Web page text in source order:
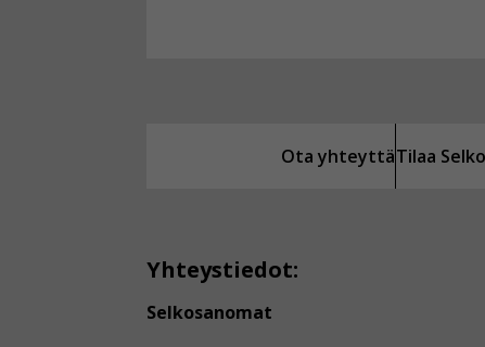
Ota yhteyttäTilaa
Yhteystiedot:
Selkosanomat